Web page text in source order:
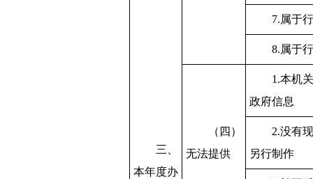
三、
本年度办
7.属于
8.属于
（四）
无法提供
1.本机
政府信息
2.没有
另行制作